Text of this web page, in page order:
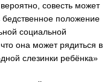
совесть может
бедственное положение
социальной
она может рядиться в
слезинки ребёнка»